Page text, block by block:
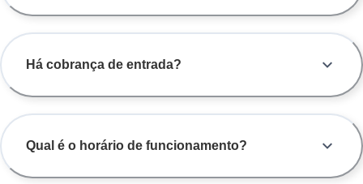
Há cobrança de entrada?
Qual é o horário de funcionamento?